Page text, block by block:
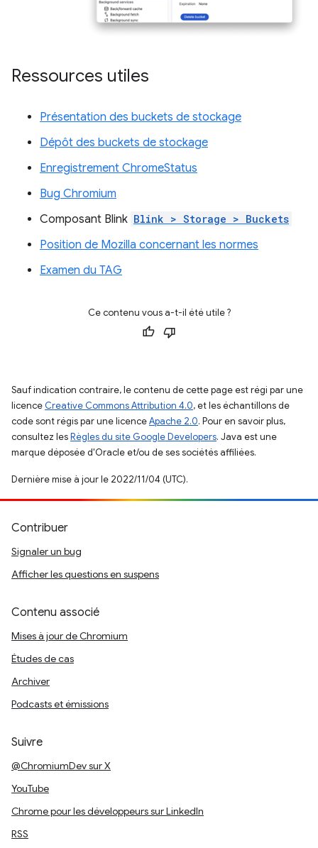
Ressources utiles
Présentation des buckets de stockage
Dépôt des buckets de stockage
Enregistrement ChromeStatus
Bug Chromium
Composant Blink Blink > Storage > Buckets
Position de Mozilla concernant les normes
Examen du TAG
Ce contenu vous a-t-il été utile ?
Sauf indication contraire, le contenu de cette page est régi par une
licence Creative Commons Attribution 4.0, et les échantillons de
code sont régis par une licenceApache 2.0. Pour en savoir plus,
consultez lesRègles du site Google Developers. Java est une
marque déposée d'Oracle et/ou de ses sociétés affiliées.
Dernière mise à jour le 2022/11/04 (UTC).
Contribuer
Signaler un bug
Afficher les questions en suspens
Contenu associé
Mises à jour de Chromium
Études de cas
Archiver
Podcasts et émissions
Suivre
@ChromiumDev sur X
YouTube
Chrome pour les développeurs sur LinkedIn
RSS